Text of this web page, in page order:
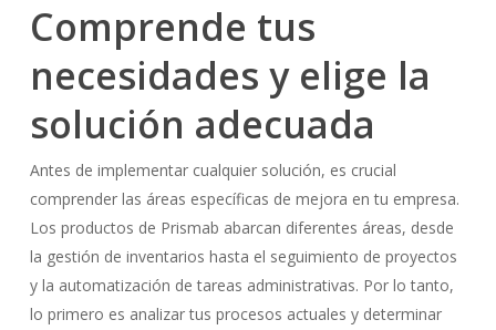
Comprende tus
necesidades y elige la
solución adecuada
Antes de implementar cualquier solución, es crucial
comprender las áreas específicas de mejora en tu empresa.
Los productos de Prismab abarcan diferentes áreas, desde
la gestión de inventarios hasta el seguimiento de proyectos
y la automatización de tareas administrativas. Por lo tanto,
lo primero es analizar tus procesos actuales y determinar